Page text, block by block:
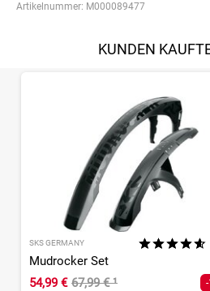
Artikelnummer: M000089477
KUNDEN
SKS GERMANY
Mudrocker Set
54,99 € 67,99 €¹